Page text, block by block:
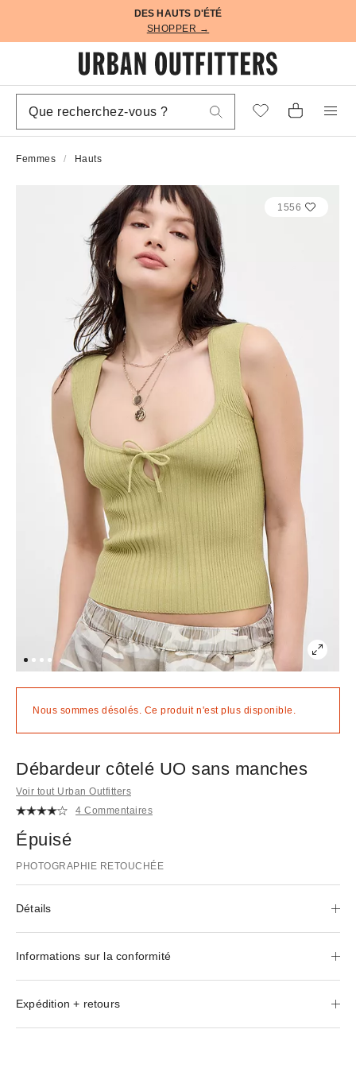
DES HAUTS D'ÉTÉ
SHOPPER →
Femmes Hauts
1556
Nous sommes désolés. Ce produit n'est plus disponible.
Débardeur côtelé UO sans manches
Voir tout Urban Outfitters
4 Commentaires
Épuisé
PHOTOGRAPHIE RETOUCHÉE
Détails
Informations sur la conformité
Expédition + retours